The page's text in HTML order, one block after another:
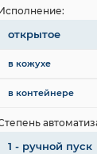
открытое
в кожухе
в контейнере
1 - ручной пуск